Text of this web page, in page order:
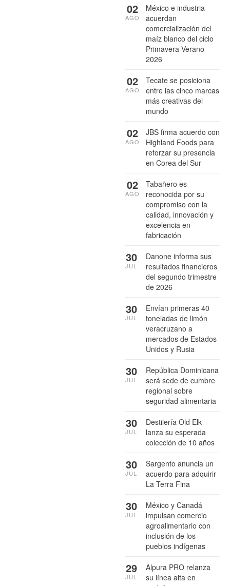
México e industria
acuerdan
comercialización del
maíz blanco del ciclo
Primavera-Verano
2026
02
AGO
Tecate se posiciona
entre las cinco marcas
más creativas del
mundo
02
AGO
JBS firma acuerdo con
Highland Foods para
reforzar su presencia
en Corea del Sur
02
AGO
Tabañero es
reconocida por su
compromiso con la
calidad, innovación y
excelencia en
fabricación
02
AGO
Danone informa sus
resultados financieros
del segundo trimestre
de 2026
30
JUL
Envían primeras 40
toneladas de limón
veracruzano a
mercados de Estados
Unidos y Rusia
30
JUL
República Dominicana
será sede de cumbre
regional sobre
seguridad alimentaria
30
JUL
Destilería Old Elk
lanza su esperada
colección de 10 años
30
JUL
Sargento anuncia un
acuerdo para adquirir
La Terra Fina
30
JUL
México y Canadá
impulsan comercio
agroalimentario con
inclusión de los
pueblos indígenas
30
JUL
Alpura PRO relanza
su línea alta en
29
JUL